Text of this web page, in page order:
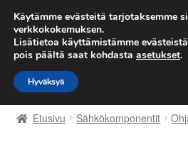
TOIMITUS
Siirry
navigointiin
Siirry
sisältöön
Etusivu
Kärry
Etusivu Sähkökomponentit
Käytämme evästeitä tarjotaksemme
verkkokokemuksen.
Lisätietoa käyttämistämme
pois päältä saat kohdasta asetukset.
Hyväksyä